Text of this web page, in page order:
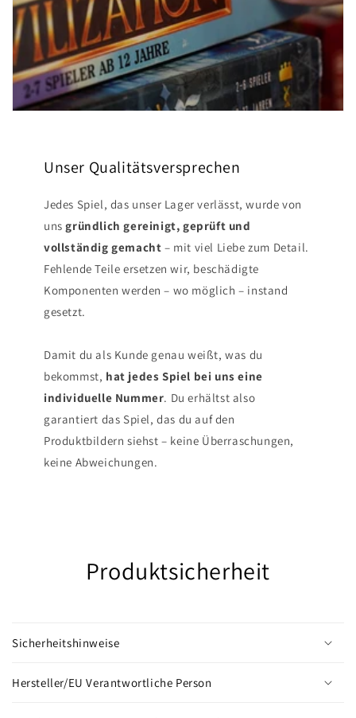
Unser Qualitätsversprechen
Jedes Spiel, das unser Lager verlässt, wurde von
unsgründlich gereinigt, geprüft und
vollständig gemacht – mit viel Liebe zum Detail.
Fehlende Teile ersetzen wir, beschädigte
Komponenten werden – wo möglich – instand
gesetzt.
Damit du als Kunde genau weißt, was du
bekommst, hat jedes Spiel bei uns eine
individuelle Nummer. Du erhältst also
garantiert das Spiel, das du auf den
Produktbildern siehst – keine Überraschungen,
keine Abweichungen.
Produktsicherheit
Sicherheitshinweise
Hersteller/EU Verantwortliche Person